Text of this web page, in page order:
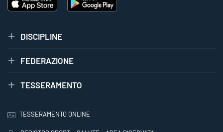
DISCIPLINE
FEDERAZIONE
TESSERAMENTO
TESSERAMENTO ONLINE